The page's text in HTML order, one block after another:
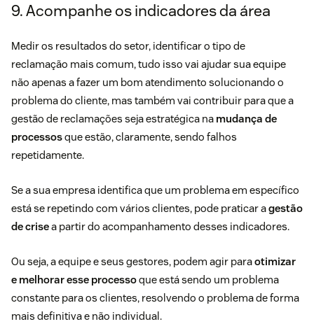
9. Acompanhe os indicadores da área
Medir os resultados do setor, identificar o tipo de
reclamação mais comum, tudo isso vai ajudar sua equipe
não apenas a fazer um bom atendimento solucionando o
problema do cliente, mas também vai contribuir para que a
gestão de reclamações seja estratégica na mudança de
processosque estão, claramente, sendo falhos
repetidamente.
Se a sua empresa identifica que um problema em específico
está se repetindo com vários clientes, pode praticar agestão
de crisea partir do acompanhamento desses indicadores.
Ou seja, a equipe e seus gestores, podem agir paraotimizar
e melhorar esse processoque está sendo um problema
constante para os clientes, resolvendo o problema de forma
mais definitiva e não individual.